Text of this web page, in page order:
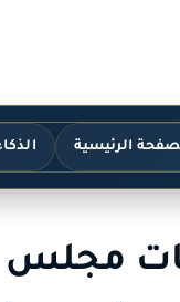
الرئيسية